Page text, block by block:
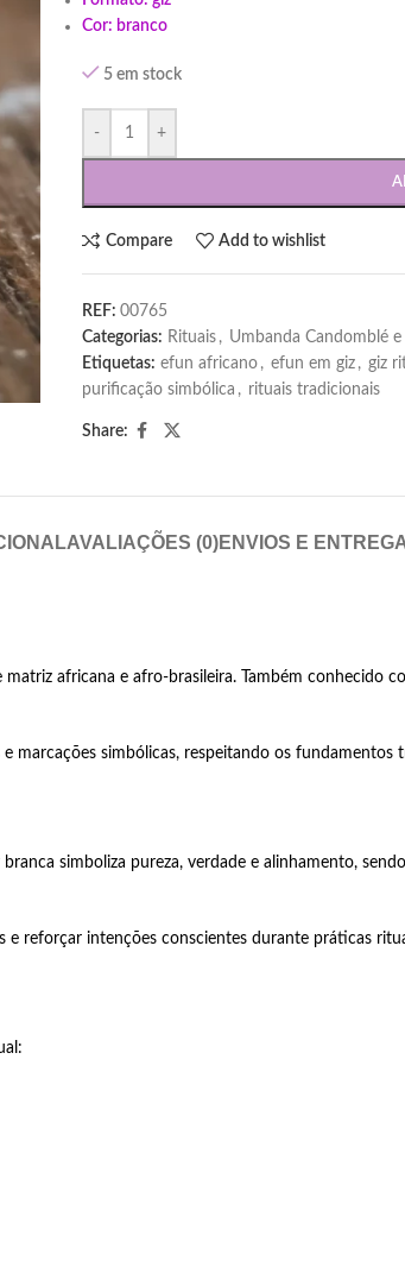
Cor: branco
5 em stock
- +
Compare Add to wishlist
REF: 00765
Categorias: Rituais , Umbanda Candomblé
Etiquetas: efun africano , efun em giz , giz
purificação simbólica , rituais tradicionais
Share:
AVALIAÇÕES (0)ENVIOS E
africana e afro-brasileira. Também conhecido
simbólicas, respeitando os fundamentos
simboliza pureza, verdade e alinhamento,
reforçar intenções conscientes durante práticas